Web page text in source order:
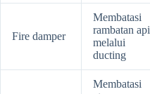
Fire damper
Membatasi
rambatan api
melalui
ducting
Membatasi